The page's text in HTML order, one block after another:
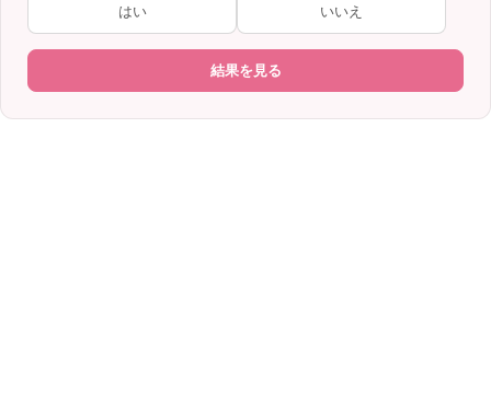
はい いいえ
結果を見る